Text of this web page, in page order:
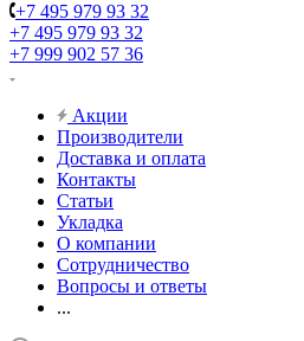
+7 495 979 93 32
+7 495 979 93 32
+7 999 902 57 36
Акции
Производители
Доставка и оплата
Контакты
Статьи
Укладка
О компании
Сотрудничество
Вопросы и ответы
...